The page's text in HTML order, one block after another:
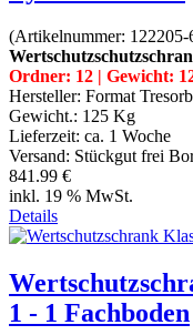
(Artikelnummer: 122205-
Ordner: 12 | Gewicht:
Hersteller: Format
Gewicht.: 125 Kg
Lieferzeit: ca. 1 Woche
Versand: Stückgut frei
841.99 €
inkl. 19 % MwSt.
Details
1 - 1 Fachboden